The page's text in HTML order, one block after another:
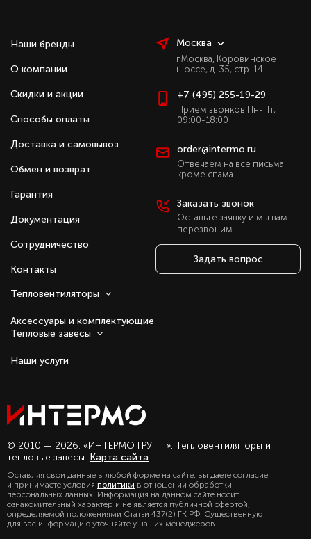
Наши бренды
О компании
Скидки и акции
Способы оплаты
Доставка и самовывоз
Обмен и возврат
Гарантия
Документация
Сотрудничество
Контакты
Тепловентиляторы
Аксессуары и комплектующие
Тепловые завесы
Наши услуги
Москва
г.Москва, Коровинское
шоссе, д. 35, стр. 14
+7 (495) 255-19-29
Прием звонков Пн-Пт,
09:00-18:00
order@intermo.ru
Отвечаем на все письма
кроме спама
Заказать звонок
Оставьте заявку и мы вам
перезвоним
Задать вопрос
© 2010 — 2026. «ИНТЕРМО ГРУПП». Тепловентиляторы и
тепловые завесы. Карта сайта
Оставляя свои данные в любой форме на сайте, вы даете согласие
и принимаете условия политики в отношении обработки
персональных данных. Информация на данном сайте носит
ознакомительный характер и не является публичной офертой,
определяемой положениями Статьи 437(2) ГК РФ. Существенную
для вас информацию уточняйте у наших менеджеров.
Оставаясь с нами, вы соглашаетесь на
использование файлов куки.
персональных данных, можете
ознакомиться в нашем разделе
политика конфиденциальности